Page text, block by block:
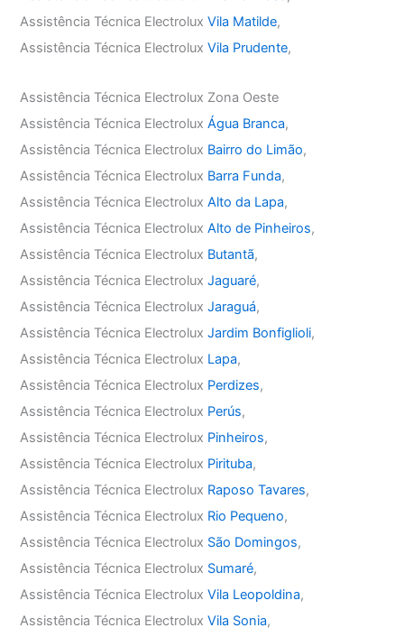
Assistência Técnica ElectroluxVila Matilde,
Assistência Técnica ElectroluxVila Prudente,
Assistência Técnica Electrolux Zona Oeste
Assistência Técnica ElectroluxÁgua Branca,
Assistência Técnica Electrolux Bairro do Limão,
Assistência Técnica Electrolux Barra Funda,
Assistência Técnica ElectroluxAlto da Lapa,
Assistência Técnica ElectroluxAlto de Pinheiros,
Assistência Técnica Electrolux Butantã,
Assistência Técnica ElectroluxJaguaré,
Assistência Técnica ElectroluxJaraguá,
Assistência Técnica ElectroluxJardim Bonfiglioli,
Assistência Técnica Electrolux Lapa,
Assistência Técnica Electrolux Perdizes,
Assistência Técnica Electrolux Perús,
Assistência Técnica Electrolux Pinheiros,
Assistência Técnica Electrolux Pirituba,
Assistência Técnica Electrolux Raposo Tavares,
Assistência Técnica Electrolux Rio Pequeno,
Assistência Técnica Electrolux São Domingos,
Assistência Técnica Electrolux Sumaré,
Assistência Técnica ElectroluxVila Leopoldina,
Assistência Técnica ElectroluxVila Sonia,